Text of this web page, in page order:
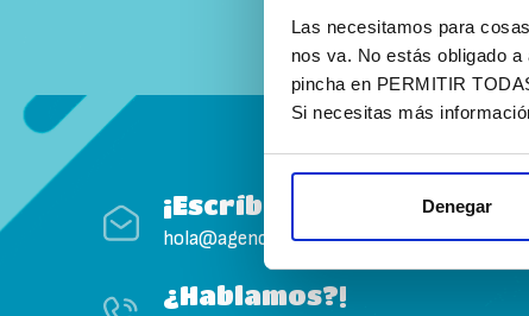
Las necesitamos para
nos va. No estás obligado
pincha en PERMITIR
Si necesitas más
Denegar
¡Escríbenos!
hola@agenciapisto.com
¿Hablamos?!